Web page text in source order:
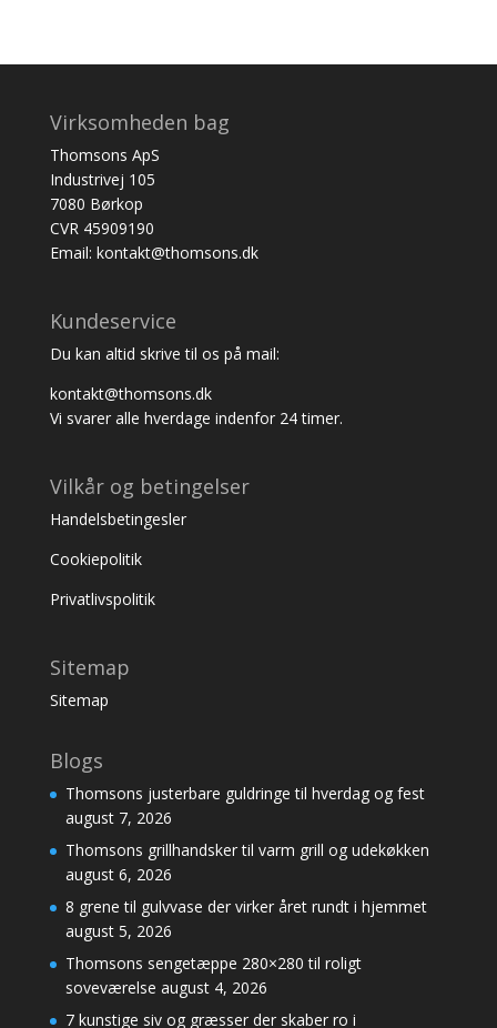
Virksomheden bag
Thomsons ApS
Industrivej 105
7080 Børkop
CVR 45909190
Email: kontakt@thomsons.dk
Kundeservice
Du kan altid skrive til os på mail:
kontakt@thomsons.dk
Vi svarer alle hverdage indenfor 24 timer.
Vilkår og betingelser
Handelsbetingesler
Cookiepolitik
Privatlivspolitik
Sitemap
Sitemap
Blogs
Thomsons justerbare guldringe til hverdag og fest
august 7, 2026
Thomsons grillhandsker til varm grill og udekøkken
august 6, 2026
8 grene til gulvvase der virker året rundt i hjemmet
august 5, 2026
Thomsons sengetæppe 280×280 til roligt
soveværelse august 4, 2026
7 kunstige siv og græsser der skaber ro i